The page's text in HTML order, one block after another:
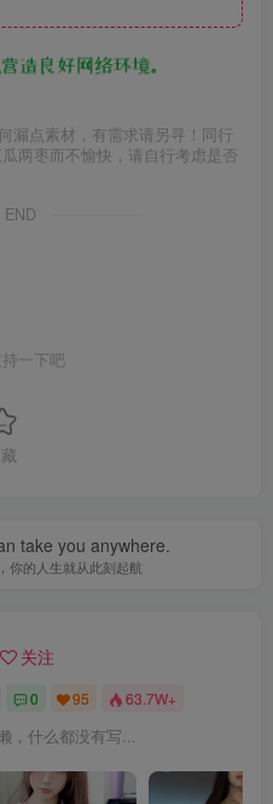
漏点素材，有需求请另寻！同行
两枣而不愉快，请自行考虑是否
一下吧
take you anywhere.
你的人生就从此刻起航
关注
0 95 63.7W+
，什么都没有写...